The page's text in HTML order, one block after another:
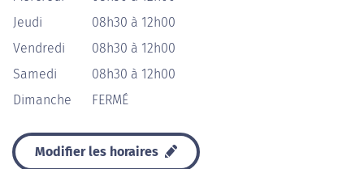
Jeudi
08h30 à 12h00
Vendredi
08h30 à 12h00
Samedi
08h30 à 12h00
Dimanche
FERMÉ
Modifier les horaires